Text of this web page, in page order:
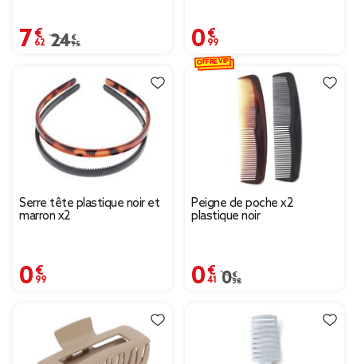
7,62 €
Prix remisé de 24,95 € à 7,62 €
24,95 €
0,99 €
Serre tête plastique noir et
marron x2
0,99 €
Peigne de poche x2
plastique noir
0,41 €
Prix remisé de 0,58 €
0,58 €
OFFRE VIP